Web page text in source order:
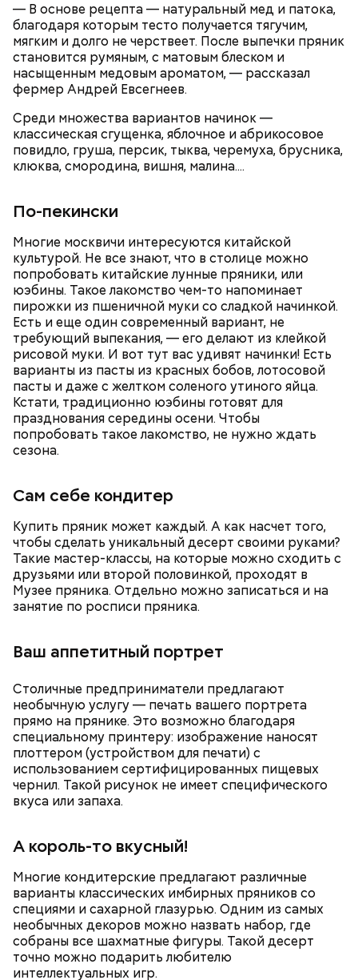
— В основе рецепта — натуральный мед и патока,
благодаря которым тесто получается тягучим,
мягким и долго не черствеет. После выпечки пряник
становится румяным, с матовым блеском и
насыщенным медовым ароматом, — рассказал
фермер Андрей Евсегнеев.
Среди множества вариантов начинок —
классическая сгущенка, яблочное и абрикосовое
повидло, груша, персик, тыква, черемуха, брусника,
клюква, смородина, вишня, малина....
По-пекински
Многие москвичи интересуются китайской
культурой. Не все знают, что в столице можно
попробовать китайские лунные пряники, или
юэбины. Такое лакомство чем-то напоминает
пирожки из пшеничной муки со сладкой начинкой.
Есть и еще один современный вариант, не
требующий выпекания, — его делают из клейкой
рисовой муки. И вот тут вас удивят начинки! Есть
варианты из пасты из красных бобов, лотосовой
пасты и даже с желтком соленого утиного яйца.
Кстати, традиционно юэбины готовят для
празднования середины осени. Чтобы
попробовать такое лакомство, не нужно ждать
сезона.
Сам себе кондитер
Купить пряник может каждый. А как насчет того,
чтобы сделать уникальный десерт своими руками?
Такие мастер-классы, на которые можно сходить с
друзьями или второй половинкой, проходят в
Музее пряника. Отдельно можно записаться и на
занятие по росписи пряника.
Ваш аппетитный портрет
Столичные предприниматели предлагают
необычную услугу — печать вашего портрета
прямо на прянике. Это возможно благодаря
специальному принтеру: изображение наносят
плоттером (устройством для печати) с
использованием сертифицированных пищевых
чернил. Такой рисунок не имеет специфического
вкуса или запаха.
А король-то вкусный!
Многие кондитерские предлагают различные
варианты классических имбирных пряников со
специями и сахарной глазурью. Одним из самых
необычных декоров можно назвать набор, где
собраны все шахматные фигуры. Такой десерт
точно можно подарить любителю
интеллектуальных игр.
Таким образом, ЭД гарантирует прозрачность
голосования, исключает вероятность подлога,
гарантирует, что голосуют только те, кто имеет на
это право, а также снимает с администратора ОСС
необходимость возиться с кипами бумаг.
— Я действительно могу провести собрание одна.
наблюдать. По завершении голосования нужно
организацию и Мосжилинспекцию. Теперь всем
этим занимается ЭД, — добавляет Ирина Кимова.
До появления ЭД она пробовала проводить ОСС с
помощью другой платформы и осталась
разочарована. А «Электронным домом» довольны
все жильцы.
Платформа уже сейчас предоставляет широкий
спектр инструментов для управления домом, и
перечень продолжает пополняться. Помимо
основного столпа — проведения общих собраний
собственников, жители, к примеру, могут
отправлять заявки на устранение неполадок в